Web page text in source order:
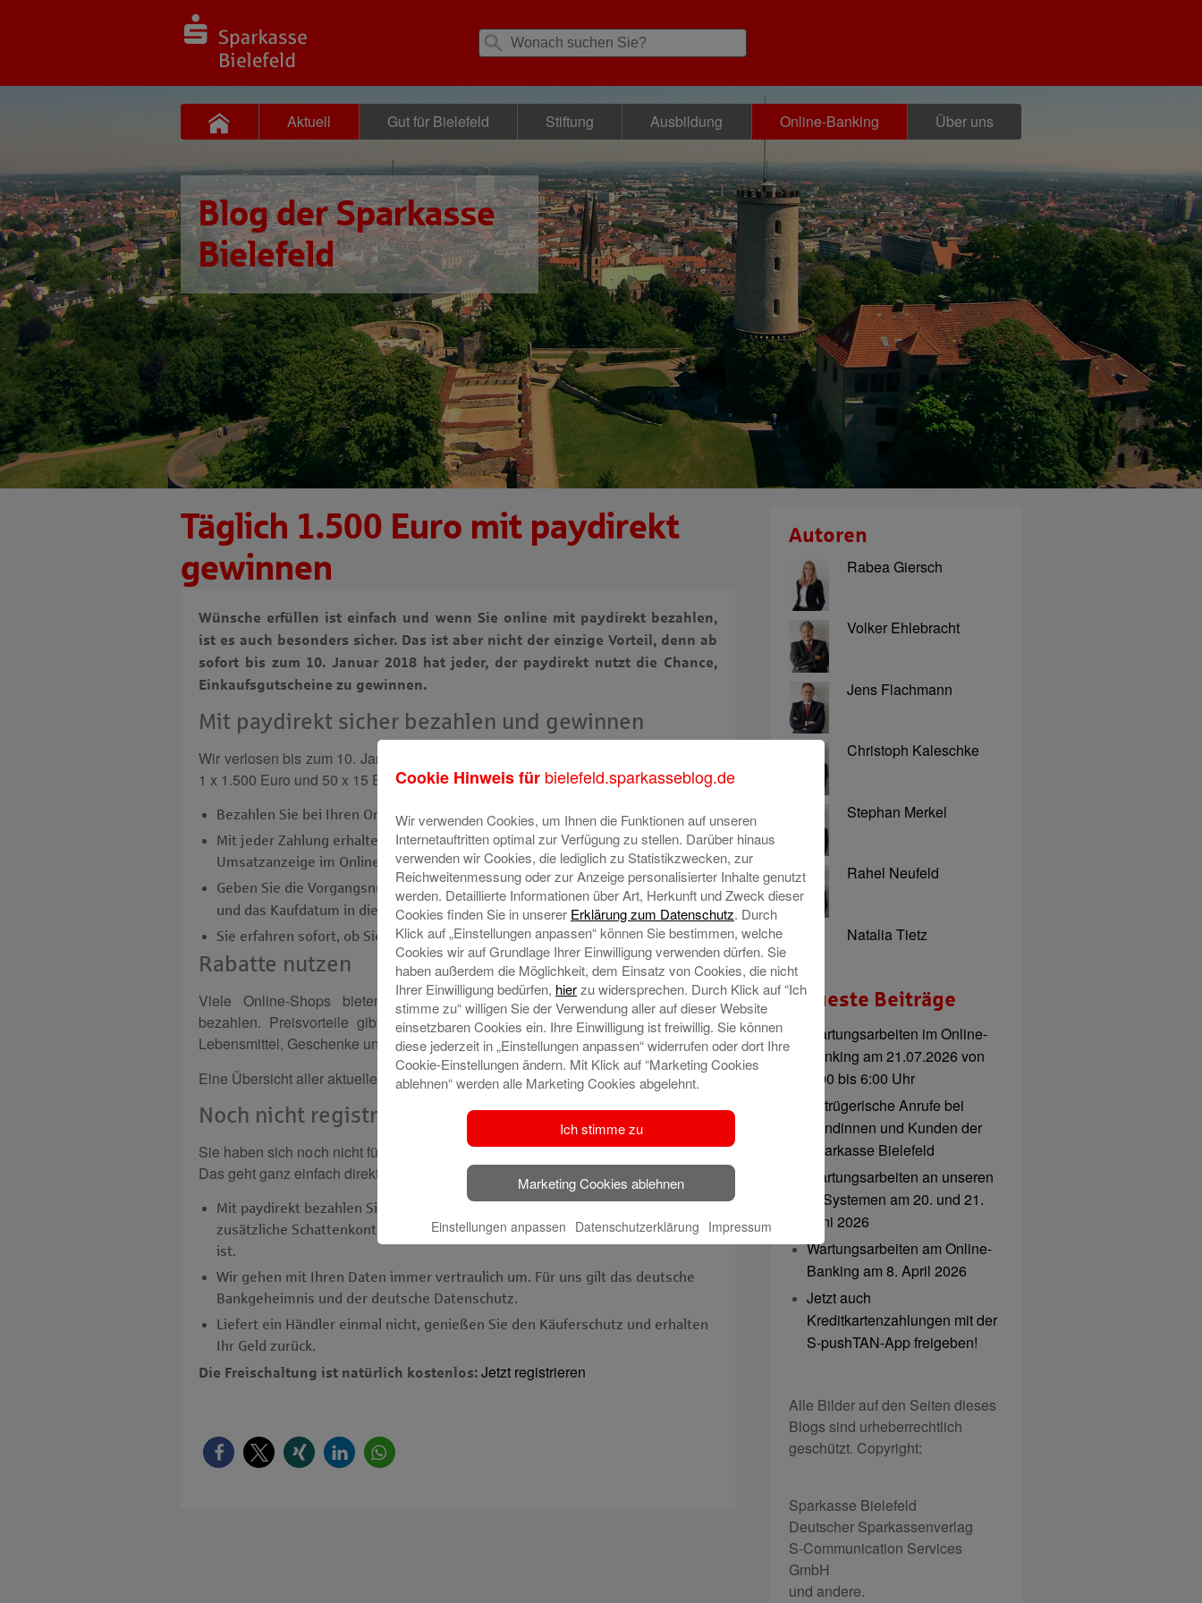
Aktuell Gut für Bielefeld Stiftung Ausbildung Online-Banking Über uns
Blog der Sparkasse
Bielefeld
Täglich 1.500 Euro mit paydirekt
gewinnen
Wünsche erfüllen ist einfach und wenn Sie online mit paydirekt bezahlen,
ist es auch besonders sicher. Das ist aber nicht der einzige Vorteil, denn ab
sofort bis zum 10. Januar 2018 hat jeder, der paydirekt nutzt die Chance,
Einkaufsgutscheine zu gewinnen.
Mit paydirekt sicher bezahlen und gewinnen
Wir verlosen bis zum 10. Januar 2018 jeden Tag Einkaufsgutscheine im Wert von
1 x 1.500 Euro und 50 x 15 Euro. So geht’s:
Bezahlen Sie bei Ihren Online-Einkäufen mit paydirekt.
Mit jeder Zahlung erhalten Sie eine Vorgangsnummer, die Sie in der
Umsatzanzeige im Online-Banking oder auf Ihrem Kontoauszug finden.
Geben Sie die Vorgangsnummer, die Bankleitzahl der Sparkasse (48050161)
und das Kaufdatum in diesemGewinnspielformularein.
Sie erfahren sofort, ob Sie gewonnen haben.
Rabatte nutzen
Viele Online-Shops bieten interessante Rabatte, wenn Sie mit paydirekt
bezahlen. Preisvorteile gibt es in den Bereichen Bekleidung, Brillen, Uhren,
Lebensmittel, Geschenke und, und, und…
Eine Übersicht aller aktuellen Preisvorteile finden Sie hier:Rabatte
Noch nicht registriert?
Sie haben sich noch nicht für die Nutzung von paydirekt registriert? Kein Problem!
Das geht ganz einfach direkt im Online-Banking der Sparkasse.
Mit paydirekt bezahlen Sie im Internet sicher mit Ihrem Girokonto – ganz ohne
zusätzliche Schattenkonten, bei denen man nie genau weiß, was gerade drauf
ist.
Wir gehen mit Ihren Daten immer vertraulich um. Für uns gilt das deutsche
Bankgeheimnis und der deutsche Datenschutz.
Liefert ein Händler einmal nicht, genießen Sie den Käuferschutz und erhalten
Ihr Geld zurück.
Die Freischaltung ist natürlich kostenlos: Jetzt registrieren
Autoren
Rabea Giersch
Volker Ehlebracht
Jens Flachmann
Christoph Kaleschke
Stephan Merkel
Rahel Neufeld
Natalia Tietz
Neueste Beiträge
Wartungsarbeiten im Online-
Banking am 21.07.2026 von
3:00 bis 6:00 Uhr
Betrügerische Anrufe bei
Kundinnen und Kunden der
Sparkasse Bielefeld
Wartungsarbeiten an unseren
IT-Systemen am 20. und 21.
Juni 2026
Wartungsarbeiten am Online-
Banking am 8. April 2026
Jetzt auch
Kreditkartenzahlungen mit der
S-pushTAN-App freigeben!
Alle Bilder auf den Seiten dieses
Blogs sind urheberrechtlich
geschützt. Copyright:
Sparkasse Bielefeld
Deutscher Sparkassenverlag
S-Communication Services
GmbH
und andere.
Cookie Hinweis für bielefeld.sparkasseblog.de
Wir verwenden Cookies, um Ihnen die Funktionen auf unseren
Internetauftritten optimal zur Verfügung zu stellen. Darüber hinaus
verwenden wir Cookies, die lediglich zu Statistikzwecken, zur
Reichweitenmessung oder zur Anzeige personalisierter Inhalte genutzt
werden. Detaillierte Informationen über Art, Herkunft und Zweck dieser
Cookies finden Sie in unserer Erklärung zum Datenschutz. Durch
Klick auf „Einstellungen anpassen“ können Sie bestimmen, welche
Cookies wir auf Grundlage Ihrer Einwilligung verwenden dürfen. Sie
haben außerdem die Möglichkeit, dem Einsatz von Cookies, die nicht
Ihrer Einwilligung bedürfen, hierzu widersprechen. Durch Klick auf “Ich
stimme zu“ willigen Sie der Verwendung aller auf dieser Website
einsetzbaren Cookies ein. Ihre Einwilligung ist freiwillig. Sie können
diese jederzeit in „Einstellungen anpassen“ widerrufen oder dort Ihre
Cookie-Einstellungen ändern. Mit Klick auf “Marketing Cookies
ablehnen“ werden alle Marketing Cookies abgelehnt.
Ich stimme zu
Marketing Cookies ablehnen
Einstellungen anpassen Datenschutzerklärung Impressum